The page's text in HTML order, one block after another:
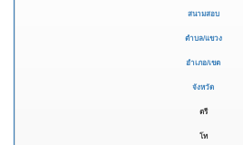
สนามสอบ
ตำบล/แขวง
อำเภอ/เขต
จังหวัด
ตรี
โท